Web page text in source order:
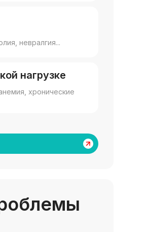
хронические
нагрузке
невралгия...